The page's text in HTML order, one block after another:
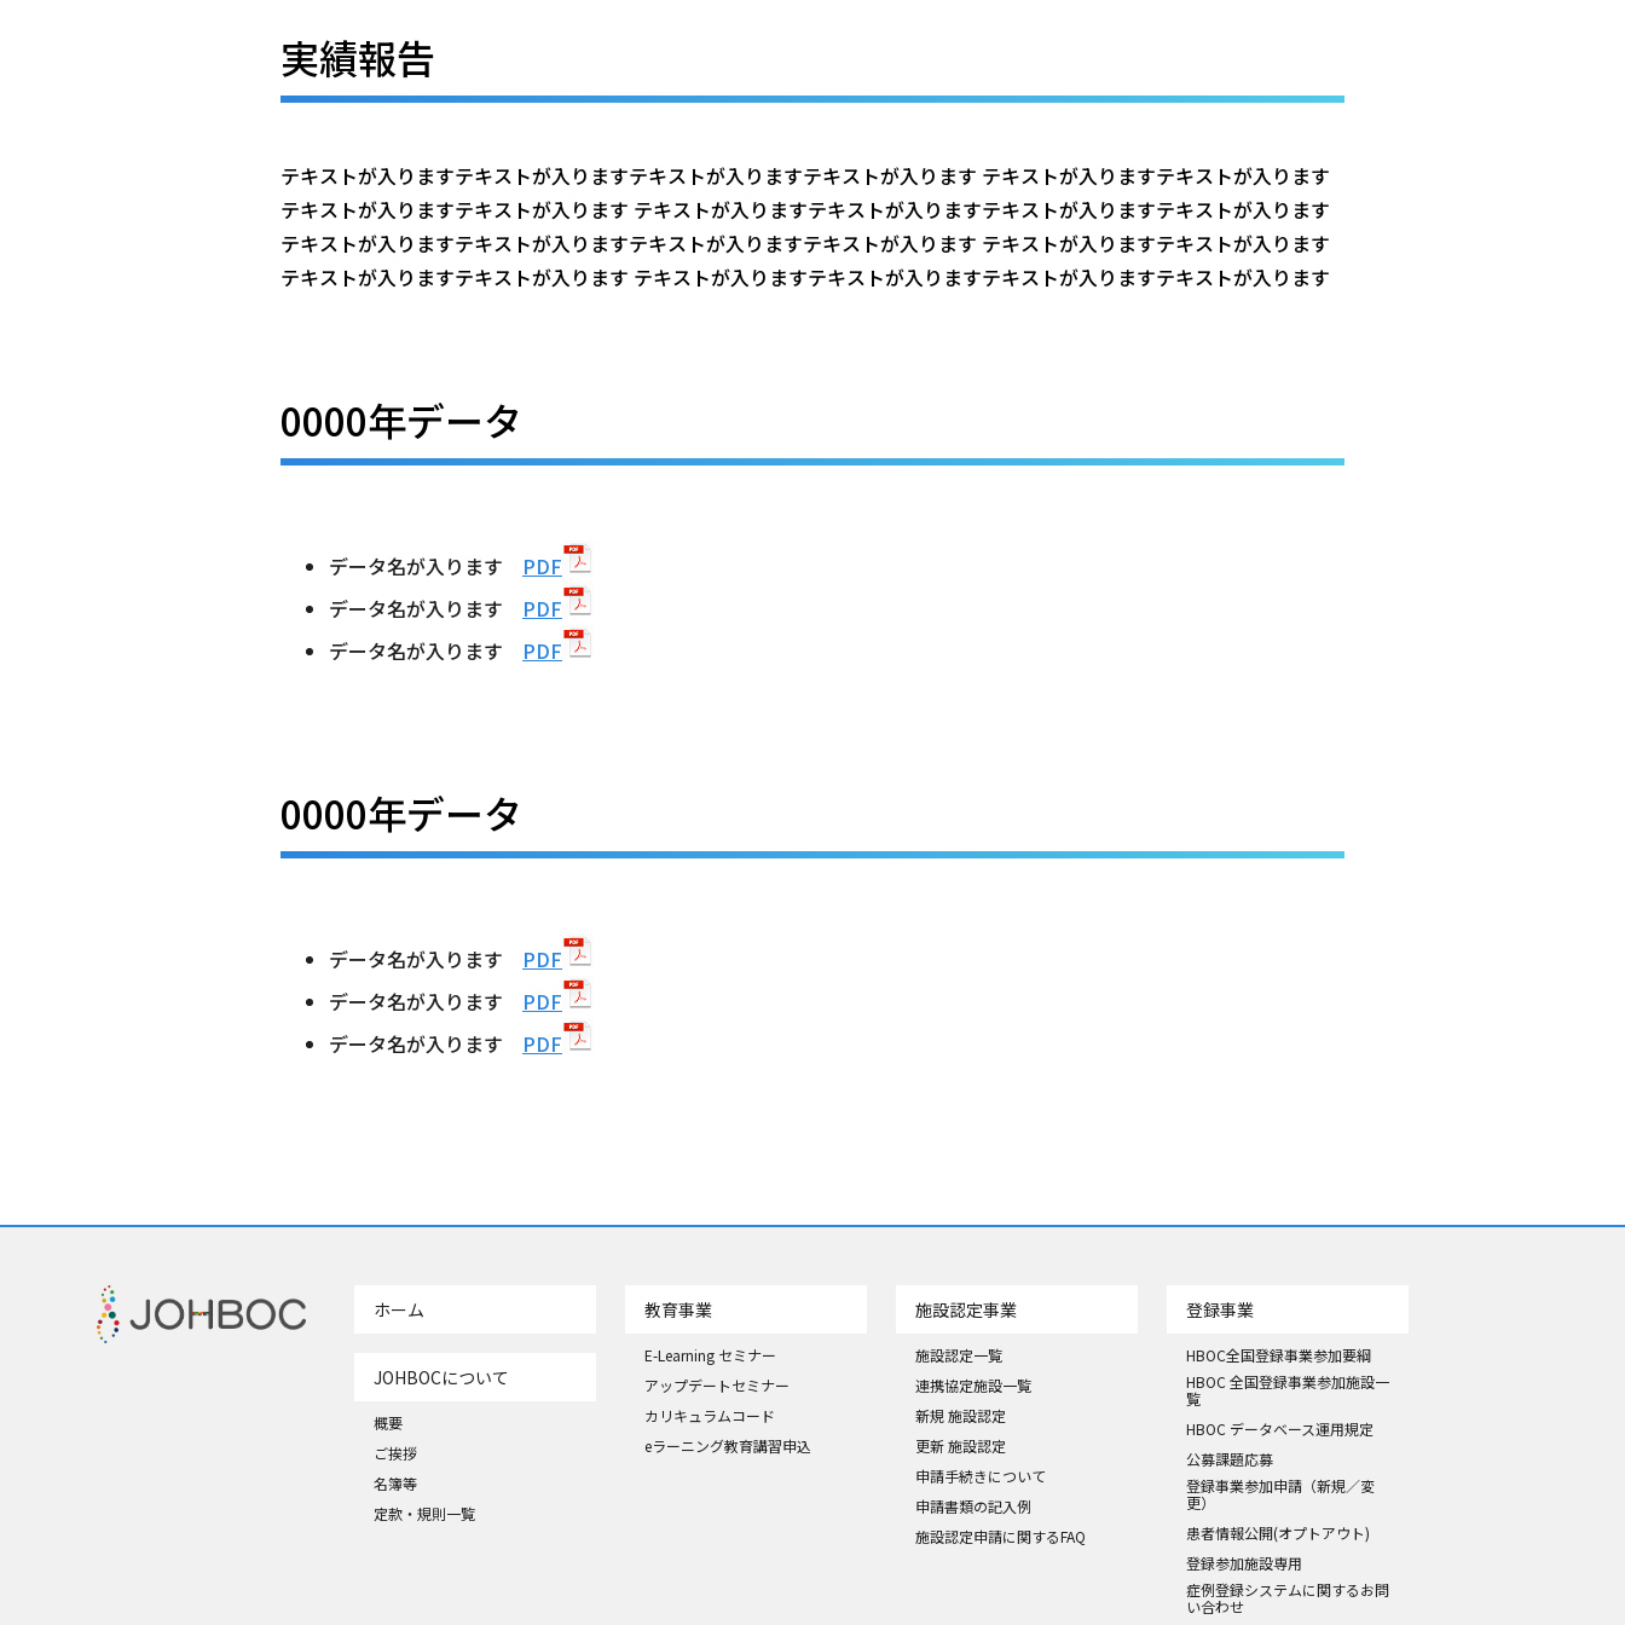
実績報告
テキストが入りますテキストが入りますテキストが入りますテキストが入ります テキストが入りますテキストが入ります
テキストが入りますテキストが入ります テキストが入りますテキストが入りますテキストが入りますテキストが入ります
テキストが入りますテキストが入りますテキストが入りますテキストが入ります テキストが入りますテキストが入ります
テキストが入りますテキストが入ります テキストが入りますテキストが入りますテキストが入りますテキストが入ります
0000年データ
データ名が入ります PDF
データ名が入ります PDF
データ名が入ります PDF
0000年データ
データ名が入ります PDF
データ名が入ります PDF
データ名が入ります PDF
ホーム
JOHBOCについて
概要
ご挨拶
名簿等
定款・規則一覧
教育事業
E-Learning セミナー
アップデートセミナー
カリキュラムコード
eラーニング教育講習申込
施設認定事業
施設認定一覧
連携協定施設一覧
新規 施設認定
更新 施設認定
申請手続きについて
申請書類の記入例
施設認定申請に関するFAQ
登録事業
HBOC全国登録事業参加要綱
HBOC 全国登録事業参加施設一
覧
HBOC データベース運用規定
公募課題応募
登録事業参加申請（新規／変
更）
患者情報公開(オプトアウト)
登録参加施設専用
症例登録システムに関するお問
い合わせ